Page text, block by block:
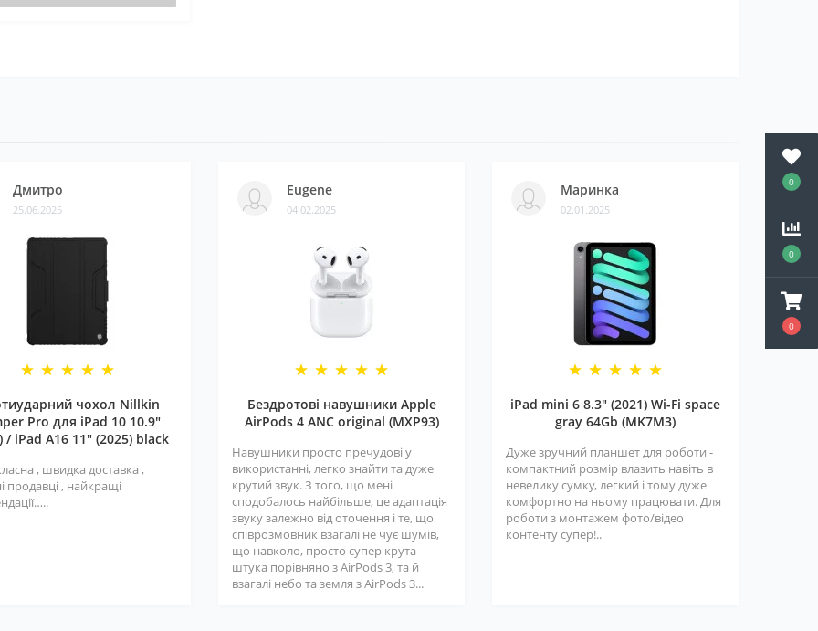
0
0
0
Дмитро
25.06.2025
чохол Nillkin
Pro для iPad 10 10.9"
/ iPad A16 11" (2025) black
, швидка доставка ,
продавці , найкращі
Eugene
04.02.2025
Бездротові навушники Apple
AirPods 4 ANC original (MXP93)
Навушники просто пречудові у
використанні, легко знайти та дуже
крутий звук. З того, що мені
сподобалось найбільше, це адаптація
звуку залежно від оточення і те, що
співрозмовник взагалі не чує шумів,
що навколо, просто супер крута
штука порівняно з AirPods 3, та й
взагалі небо та земля з AirPods 3...
Маринка
02.01.2025
iPad mini 6 8.3" (2021) Wi-Fi space
gray 64Gb (MK7M3)
Дуже зручний планшет для роботи -
компактний розмір влазить навіть в
невелику сумку, легкий і тому дуже
комфортно на ньому працювати. Для
роботи з монтажем фото/відео
контенту супер!..